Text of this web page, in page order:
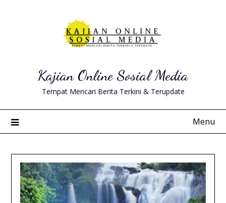
Kajian Online Sosial Media
Tempat Mencari Berita Terkini & Terupdate
Menu